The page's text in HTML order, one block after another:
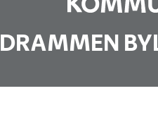
DRAMMEN